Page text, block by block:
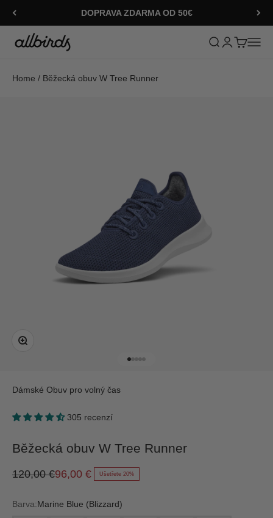
DOPRAVA ZDARMA OD 50€
Allbirds OtevřítOtevřítOtevřít
Home / Běžecká obuv W Tree Runner
Přiblížit
Dámské Obuv pro volný čas
305 recenzí
Běžecká obuv W Tree Runner
Běžná cena
120,00 €Prodejní cena
96,00 € Ušetřete 20%
Barva:Marine Blue (Blizzard)